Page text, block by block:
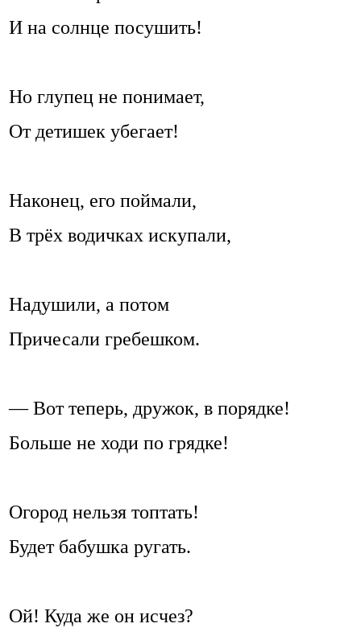
И на солнце посушить!
Но глупец не понимает,
От детишек убегает!
Наконец, его поймали,
В трёх водичках искупали,
Надушили, а потом
Причесали гребешком.
— Вот теперь, дружок, в порядке!
Больше не ходи по грядке!
Огород нельзя топтать!
Будет бабушка ругать.
Ой! Куда же он исчез?